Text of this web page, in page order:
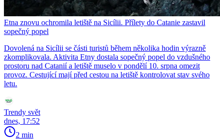
Etna znovu ochromila letiště na Sicílii. Přílety do Catanie zastavil
sopečný popel
Dovolená na Sicílii se části turistů během několika hodin výrazně
zkomplikovala. Aktivita Etny dostala sopečný popel do vzdušného
prostoru nad Catanií a letiště muselo v pondělí 10. srpna omezit
provoz. Cestující mají před cestou na letiště kontrolovat stav svého
letu.
Trendy svět
dnes, 17:52
2 min